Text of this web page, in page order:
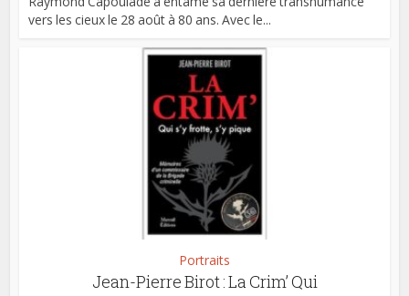
vers les cieux le 28 août à 80 ans. Avec le...
Portraits
Jean-Pierre Birot : La Crim’ Qui